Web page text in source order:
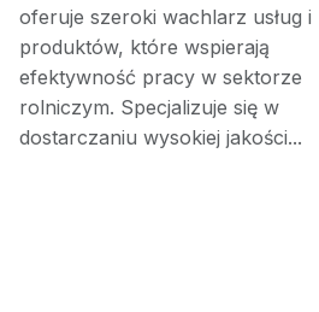
oferuje szeroki wachlarz usług i
produktów, które wspierają
efektywność pracy w sektorze
rolniczym. Specjalizuje się w
dostarczaniu wysokiej jakości...